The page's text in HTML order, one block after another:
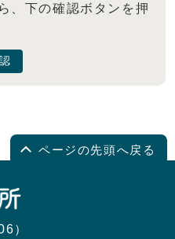
、下の確認ボタンを押
ページの先頭へ戻る
）